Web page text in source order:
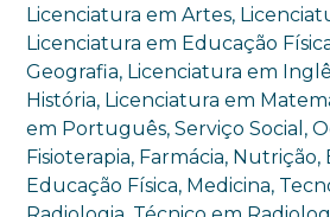
Licenciatura em Artes,
Licenciatura em Educação
Geografia, Licenciatura em
História, Licenciatura em
em Português, Serviço Social,
Fisioterapia, Farmácia,
Educação Física, Medicina,